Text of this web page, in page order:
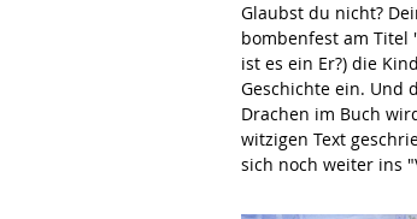
Glaubst du nicht?
bombenfest am Titel
ist es ein Er?) die
Geschichte ein. Und
Drachen im Buch
witzigen Text
sich noch weiter ins